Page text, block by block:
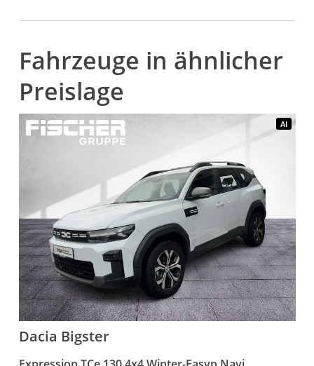
Fahrzeuge in ähnlicher
Preislage
AI
Dacia Bigster